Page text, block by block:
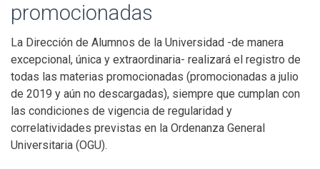
promocionadas
La Dirección de Alumnos de la Universidad -de manera
excepcional, única y extraordinaria- realizará el registro de
todas las materias promocionadas (promocionadas a julio
de 2019 y aún no descargadas), siempre que cumplan con
las condiciones de vigencia de regularidad y
correlatividades previstas en la Ordenanza General
Universitaria (OGU).